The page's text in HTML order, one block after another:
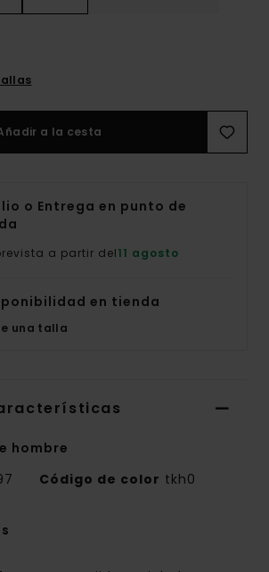
a la cesta
o Entrega en punto de
a partir del11 agosto
en tienda
una talla
hombre
Código de color tkh0